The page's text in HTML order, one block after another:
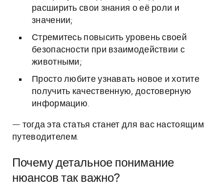
расширить свои знания о её роли и
значении;
Стремитесь повысить уровень своей
безопасности при взаимодействии с
животными;
Просто любите узнавать новое и хотите
получить качественную, достоверную
информацию.
— тогда эта статья станет для вас настоящим
путеводителем.
Почему детальное понимание
нюансов так важно?